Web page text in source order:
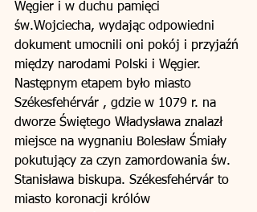
Węgier i w duchu pamięci
św.Wojciecha, wydając odpowiedni
dokument umocnili oni pokój i przyjaźń
między narodami Polski i Węgier.
Następnym etapem było miasto
Székesfehérvár , gdzie w 1079 r. na
dworze Świętego Władysława znalazł
miejsce na wygnaniu Bolesław Śmiały
pokutujący za czyn zamordowania św.
Stanisława biskupa. Székesfehérvár to
miasto koronacji królów